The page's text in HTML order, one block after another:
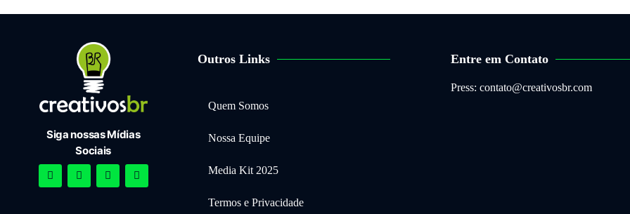
Siga nossas Mídias
Sociais
Outros Links
Quem Somos
Nossa Equipe
Media Kit 2025
Termos e Privacidade
Entre em Contato
Press: contato@creativosbr.com